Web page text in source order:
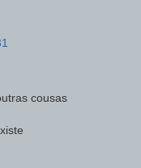
cousas